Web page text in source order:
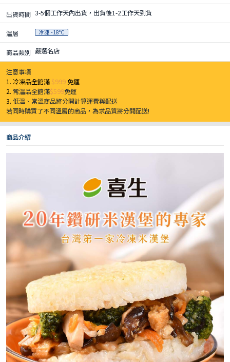
出貨時間 3-5個工作天內出貨，出貨後1-2工作天到貨
溫層 冷凍 -18°C
商品類別 嚴選名店
注意事項
1. 冷凍品全館滿 $999免運
2. 常溫品全館滿$599免運
3.低溫、常溫商品將分開計算運費與配送
若同時購買了不同溫層的商品，為求品質將分開配送!
商品介紹